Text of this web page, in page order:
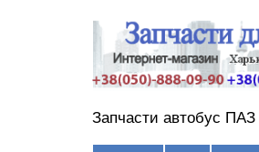
Запчасти автобус